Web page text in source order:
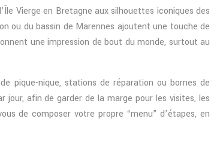
Vierge en Bretagne aux silhouettes iconiques des
ou du bassin de Marennes ajoutent une touche de
une impression de bout du monde, surtout au
pique-nique, stations de réparation ou bornes de
afin de garder de la marge pour les visites, les
de composer votre propre “menu” d’étapes, en